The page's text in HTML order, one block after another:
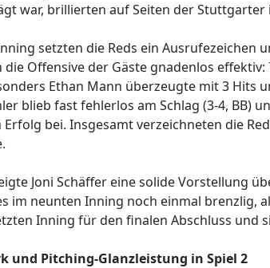
war, brillierten auf Seiten der
setzten die Reds ein Ausrufezeichen
die Offensive der Gäste gnadenlos
Ethan Mann überzeugte mit 3 Hits
blieb fast fehlerlos am Schlag (3-4, BB)
bei. Insgesamt verzeichneten die
Joni Schäffer eine solide Vorstellung
im neunten Inning noch einmal brenzlig,
Inning für den finalen Abschluss und
und Pitching-Glanzleistung in Spiel 2